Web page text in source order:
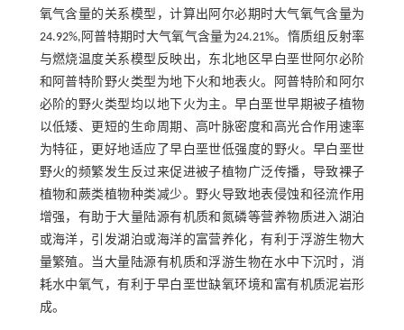
氧气含量的关系模型，计算出阿尔必期时大气氧气含量为
24.92%,阿普特期时大气氧气含量为24.21%。惰质组反射率
与燃烧温度关系模型反映出，东北地区早白垩世阿尔必阶
和阿普特阶野火类型为地下火和地表火。阿普特阶和阿尔
必阶的野火类型均以地下火为主。早白垩世早期被子植物
以低矮、更短的生命周期、高叶脉密度和高光合作用速率
为特征，更好地适应了早白垩世低强度的野火。早白垩世
野火的频繁发生反过来促进被子植物广泛传播，导致裸子
植物和蕨类植物种类减少。野火导致地表侵蚀和径流作用
增强，有助于大量陆源有机质和氮磷等营养物质进入湖泊
或海洋，引发湖泊或海洋的富营养化，有利于浮游生物大
量繁殖。当大量陆源有机质和浮游生物在水中下沉时，消
耗水中氧气，有利于早白垩世缺氧环境和富有机质泥岩形
成。